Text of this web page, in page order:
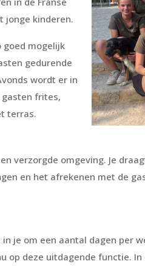
jonge kinderen.
goed mogelijk
gedurende
wordt er in
frites,
terras.
verzorgde omgeving. Je
en het afrekenen met de
je om een aantal dagen per
op deze uitdagende functie.